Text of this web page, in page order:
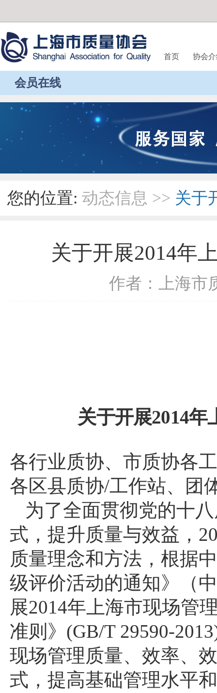
首页 协会
会员在线
您的位置: 动态信息 >> 关于
关于开展2014年
作者：上海市
关于开展2014年
各行业质协、市质协各
各区县质协/工作站、团
为了全面贯彻党的十
式，提升质量与效益，
质量理念和方法，根据
级评价活动的通知》（
展2014年上海市现场管
准则》 (GB/T 29590-
现场管理质量、效率、
式，提高基础管理水平